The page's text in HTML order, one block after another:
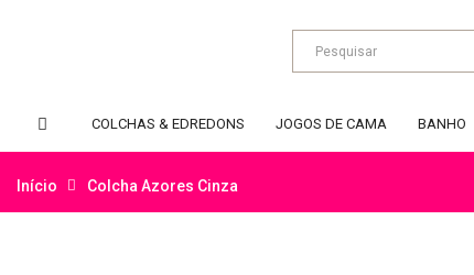
COLCHAS & EDREDONS JOGOS DE CAMA BANHO
Início Colcha Azores Cinza